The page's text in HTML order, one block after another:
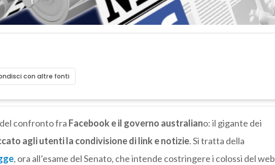
con altre fonti
confronto fra Facebook e il governo australiano: il gigante dei
agli utenti la condivisione di link e notizie. Si tratta della
, ora all’esame del Senato, che intende costringere i colossi del web